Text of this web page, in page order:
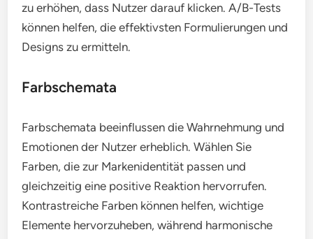
zu erhöhen, dass Nutzer darauf klicken. A/B-Tests
können helfen, die effektivsten Formulierungen und
Designs zu ermitteln.
Farbschemata
Farbschemata beeinflussen die Wahrnehmung und
Emotionen der Nutzer erheblich. Wählen Sie
Farben, die zur Markenidentität passen und
gleichzeitig eine positive Reaktion hervorrufen.
Kontrastreiche Farben können helfen, wichtige
Elemente hervorzuheben, während harmonische